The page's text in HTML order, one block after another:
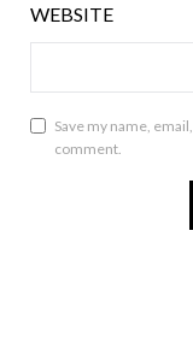
WEBSITE
Save my name,
comment.